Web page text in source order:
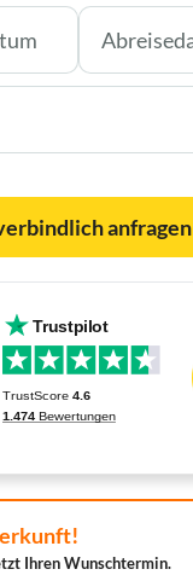
anfragen
Ihren Wunschtermin.